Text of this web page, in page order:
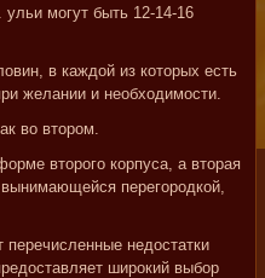
могут быть 12-14-16
в каждой из которых есть
желании и необходимости.
во втором.
второго корпуса, а вторая
перегородкой,
перечисленные недостатки
широкий выбор